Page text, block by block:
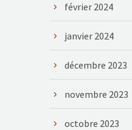
février 2024
janvier 2024
décembre 2023
novembre 2023
octobre 2023